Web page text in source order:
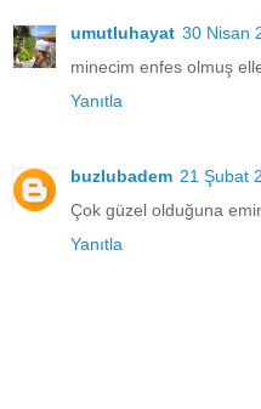
umutluhayat 30 Nisan
minecim enfes olmuş
Yanıtla
buzlubadem 21 Şubat
Çok güzel olduğuna
Yanıtla